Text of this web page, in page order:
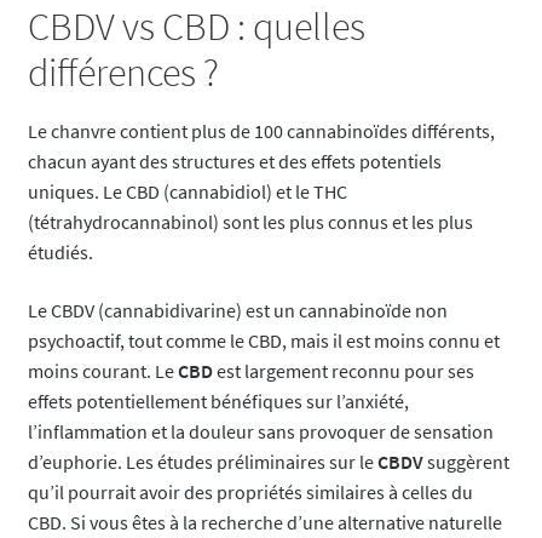
CBDV vs CBD : quelles
différences ?
Le chanvre contient plus de 100 cannabinoïdes différents,
chacun ayant des structures et des effets potentiels
uniques. Le CBD (cannabidiol) et le THC
(tétrahydrocannabinol) sont les plus connus et les plus
étudiés.
Le CBDV (cannabidivarine) est un cannabinoïde non
psychoactif, tout comme le CBD, mais il est moins connu et
moins courant. LeCBDest largement reconnu pour ses
effets potentiellement bénéfiques sur l’anxiété,
l’inflammation et la douleur sans provoquer de sensation
d’euphorie. Les études préliminaires sur leCBDVsuggèrent
qu’il pourrait avoir des propriétés similaires à celles du
CBD. Si vous êtes à la recherche d’une alternative naturelle